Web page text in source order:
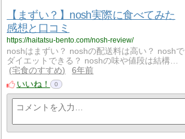
【まずい？】nosh実際に食べてみた
感想と口コミ
https://haitatsu-bento.com/nosh-review/
noshはまずい？ noshの配送料は高い？ noshで
ダイエットできる？ noshの味や値段は結構…
宅食のすすめ
6年前
いいね！
0